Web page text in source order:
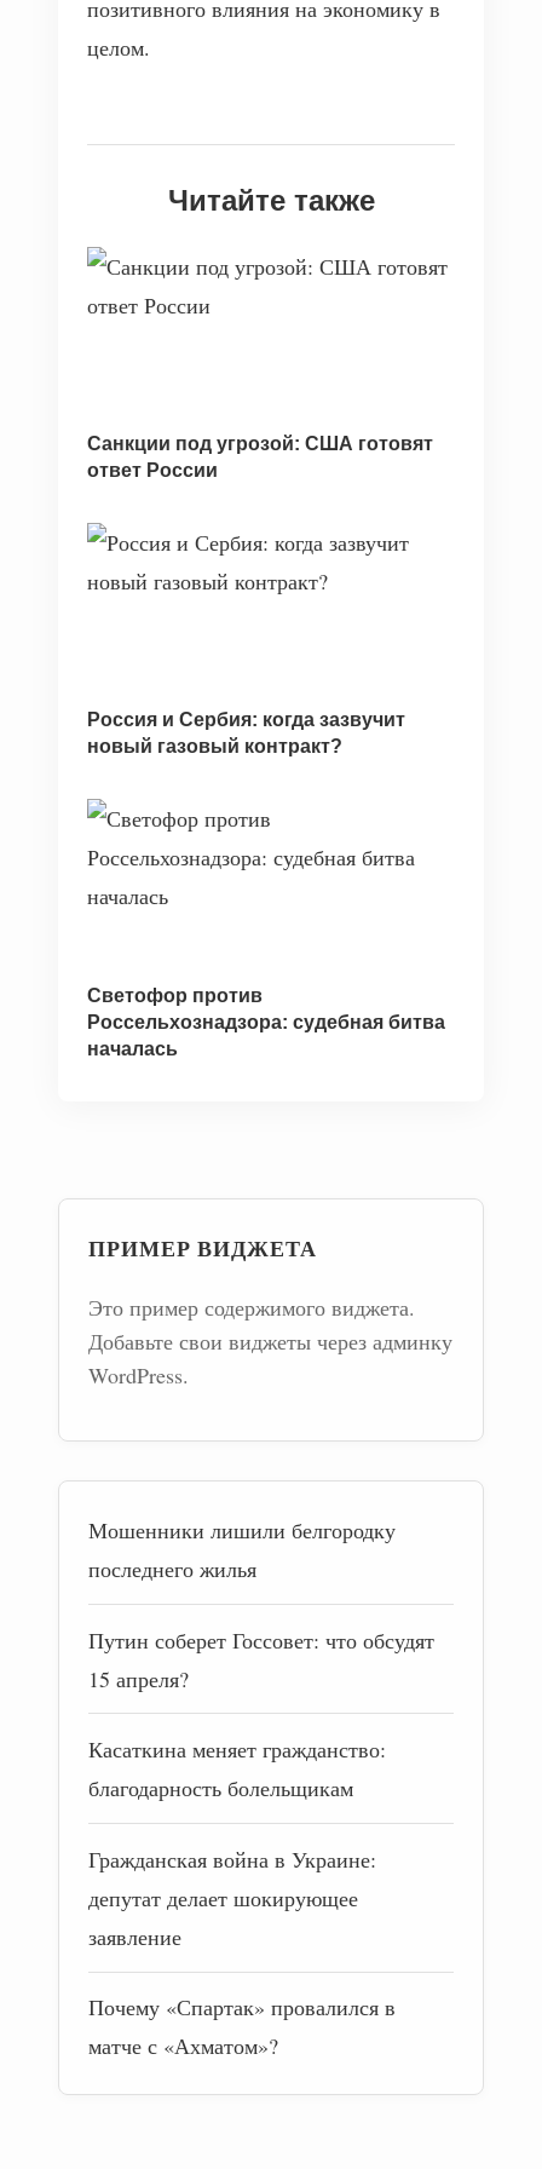
позитивного влияния на экономику в
целом.
Читайте также
Санкции под угрозой: США готовят
ответ России
Россия и Сербия: когда зазвучит
новый газовый контракт?
Светофор против
Россельхознадзора: судебная битва
началась
ПРИМЕР ВИДЖЕТА
Это пример содержимого виджета.
Добавьте свои виджеты через админку
WordPress.
Мошенники лишили белгородку
последнего жилья
Путин соберет Госсовет: что обсудят
15 апреля?
Касаткина меняет гражданство:
благодарность болельщикам
Гражданская война в Украине:
депутат делает шокирующее
заявление
Почему «Спартак» провалился в
матче с «Ахматом»?